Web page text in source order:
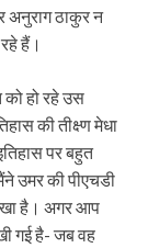
अनुराग ठाकुर न
हैं।
हो रहे उस
की तीक्ष्‍ण मेधा
पर बहुत
उमर की पीएचडी
है। अगर आप
गई है- जब वह